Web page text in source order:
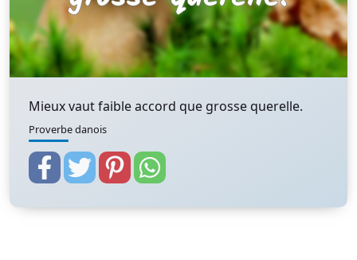
Mieux vaut faible accord que grosse querelle.
Proverbe danois